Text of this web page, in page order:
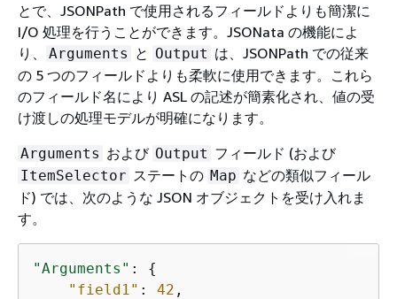
とで、JSONPath で使用されるフィールドよりも簡潔に
I/O 処理を行うことができます。JSONata の機能によ
り、
Arguments と Output は、JSONPath での従来
の 5 つのフィールドよりも柔軟に使用できます。これら
のフィールド名により ASL の記述が簡素化され、値の受
け渡しの処理モデルが明確になります。
Arguments および Output フィールド (および
ItemSelector ステートの Map などの類似フィール
ド) では、次のような JSON オブジェクトを受け入れま
す。
"Arguments" : {
"field1" : 42 ,